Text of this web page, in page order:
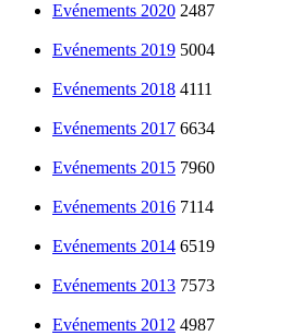
Evénements 2020 2487
Evénements 2019 5004
Evénements 2018 4111
Evénements 2017 6634
Evénements 2015 7960
Evénements 2016 7114
Evénements 2014 6519
Evénements 2013 7573
Evénements 2012 4987